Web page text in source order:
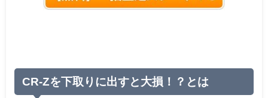
CR-Zを下取りに出すと大損！？とは